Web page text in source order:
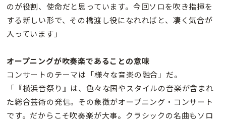
のが役割、使命だと思っています。今回ソロを吹き指揮を
する新しい形で、その橋渡し役になれればと、凄く気合が
入っています」
オープニングが吹奏楽であることの意味
コンサートのテーマは「様々な音楽の融合」だ。
「『横浜音祭り』は、色々な国やスタイルの音楽が含まれ
た総合芸術の発信。その象徴がオープニング・コンサート
です。だからこそ吹奏楽が大事。クラシックの名曲もソロ